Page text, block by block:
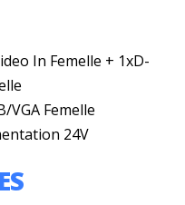
In Femelle + 1xD-
VGA Femelle
24V